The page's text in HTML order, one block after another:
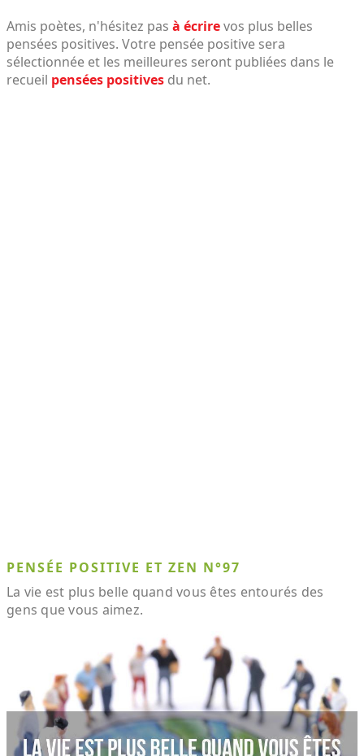
Amis poètes, n'hésitez pas à écrirevos plus belles
pensées positives. Votre pensée positive sera
sélectionnée et les meilleures seront publiées dans le
recueil pensées positives du net.
PENSÉE POSITIVE ET ZEN N°97
La vie est plus belle quand vous êtes entourés des
gens que vous aimez.